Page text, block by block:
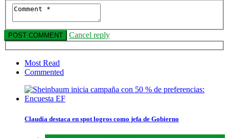
Cancel reply
Most Read
Commented
Claudia destaca en spot logros como jefa de Gobierno